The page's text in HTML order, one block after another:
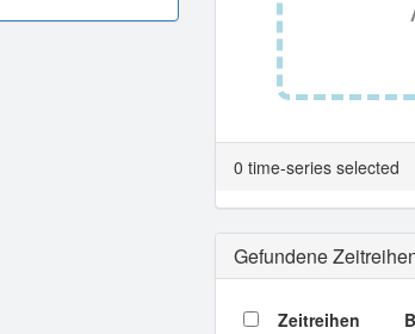
0 time-series selected
Gefundene
Zeitreihen